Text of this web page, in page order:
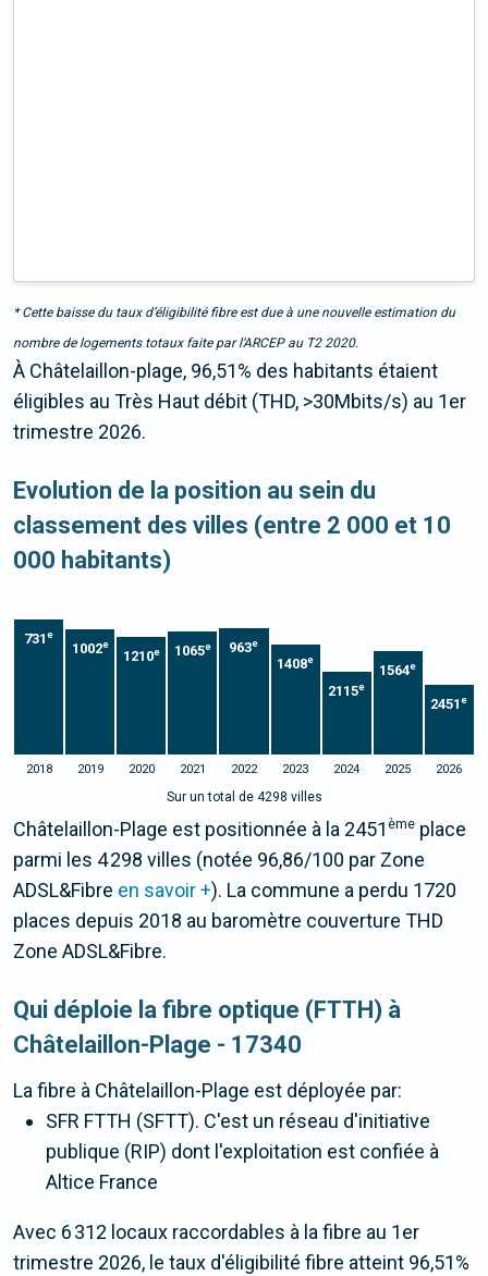
* Cette baisse du taux d’éligibilité fibre est due à une nouvelle estimation du
nombre de logements totaux faite par l’ARCEP au T2 2020.
À Châtelaillon-plage, 96,51% des habitants étaient
éligibles au Très Haut débit (THD, >30Mbits/s) au 1er
trimestre 2026.
Evolution de la position au sein du
classement des villes (entre 2 000 et 10
000 habitants)
731e
1002e
1210e 1065e 963e
1408e
2115e
1564e
2451e
2018 2019 2020 2021 2022 2023 2024 2025 2026
Sur un total de 4298 villes
Châtelaillon-Plage est positionnée à la 2451 ème place
parmi les 4 298 villes (notée 96,86/100 par Zone
ADSL&Fibre en savoir +). La commune a perdu 1720
places depuis 2018 au baromètre couverture THD
Zone ADSL&Fibre.
Qui déploie la fibre optique (FTTH) à
Châtelaillon-Plage - 17340
La fibre à Châtelaillon-Plage est déployée par:
SFR FTTH (SFTT). C'est un réseau d'initiative
publique (RIP) dont l'exploitation est confiée à
Altice France
Avec 6 312 locaux raccordables à la fibre au 1er
trimestre 2026, le taux d'éligibilité fibre atteint 96,51%